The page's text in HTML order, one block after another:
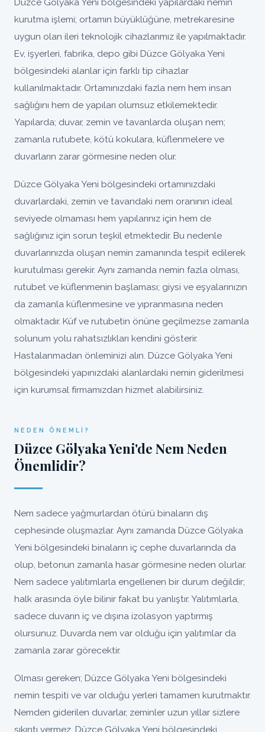
kurutma işlemi; ortamın büyüklüğüne, metrekaresine
uygun olan ileri teknolojik cihazlarımız ile yapılmaktadır.
Ev, işyerleri, fabrika, depo gibi Düzce Gölyaka Yeni
bölgesindeki alanlar için farklı tip cihazlar
kullanılmaktadır. Ortamınızdaki fazla nem hem insan
sağlığını hem de yapıları olumsuz etkilemektedir.
Yapılarda; duvar, zemin ve tavanlarda oluşan nem;
zamanla rutubete, kötü kokulara, küflenmelere ve
duvarların zarar görmesine neden olur.
Düzce Gölyaka Yeni bölgesindeki ortamınızdaki
duvarlardaki, zemin ve tavandaki nem oranının ideal
seviyede olmaması hem yapılarınız için hem de
sağlığınız için sorun teşkil etmektedir. Bu nedenle
duvarlarınızda oluşan nemin zamanında tespit edilerek
kurutulması gerekir. Aynı zamanda nemin fazla olması,
rutubet ve küflenmenin başlaması; giysi ve eşyalarınızın
da zamanla küflenmesine ve yıpranmasına neden
olmaktadır. Küf ve rutubetin önüne geçilmezse zamanla
solunum yolu rahatsızlıkları kendini gösterir.
Hastalanmadan önleminizi alın. Düzce Gölyaka Yeni
bölgesindeki yapınızdaki alanlardaki nemin giderilmesi
için kurumsal firmamızdan hizmet alabilirsiniz.
NEDEN ÖNEMLI?
Düzce Gölyaka Yeni'de Nem Neden
Önemlidir?
Nem sadece yağmurlardan ötürü binaların dış
cephesinde oluşmazlar. Aynı zamanda Düzce Gölyaka
Yeni bölgesindeki binaların iç cephe duvarlarında da
olup, betonun zamanla hasar görmesine neden olurlar.
Nem sadece yalıtımlarla engellenen bir durum değildir;
halk arasında öyle bilinir fakat bu yanlıştır. Yalıtımlarla,
sadece duvarın iç ve dışına izolasyon yaptırmış
olursunuz. Duvarda nem var olduğu için yalıtımlar da
zamanla zarar görecektir.
Olması gereken; Düzce Gölyaka Yeni bölgesindeki
nemin tespiti ve var olduğu yerleri tamamen kurutmaktır.
Nemden giderilen duvarlar, zeminler uzun yıllar sizlere
sıkıntı vermez, Düzce Gölyaka Yeni bölgesindeki